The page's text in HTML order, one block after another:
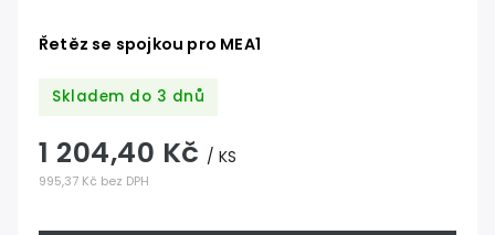
Řetěz se spojkou pro MEA1
Skladem do 3 dnů
995,37 Kč bez DPH
1 204,40 Kč / KS